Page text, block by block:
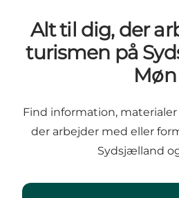
Alt til dig, der
turismen på
Møn
Find information,
der arbejder med eller
Sydsjælland
Presse